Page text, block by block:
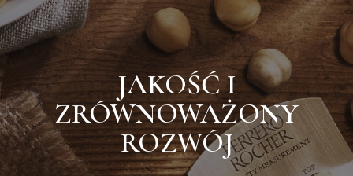
JAKOŚĆ I
ZRÓWNOWAŻONY
ROZWÓJ